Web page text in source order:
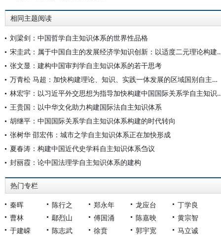
相同主题阅读
刘梁剑：中国哲学自主知识体系的世界性品格
宋圭武：属于中国自主的发展经济学
张文显：建构中国审判学自主知识体系的若干思考
万青松 马超：加快构建理论、知识、实践一体发展的区域国别自主知识体系
林宏宇：以习近平外交思想为
王贵国：以中华文化助力构建国际法自主知识体系
胡继平：中国国际关系学自主知识体系构建的时代转向
张树华 邵宏伟：城市之学自主知识体系正在加快形成
夏春涛：构建中国近代史学科自主知识体系刍议
封丽霞：论中国法理学自主知识体系的建构
热门专栏
秦晖 陈行之 郑永年 龙应台
丁学良
曹林
鄢烈山 傅国涌 陈嘉映
黄宗智
于建嵘
陈志武 徐贲 郭宇宽
马立诚